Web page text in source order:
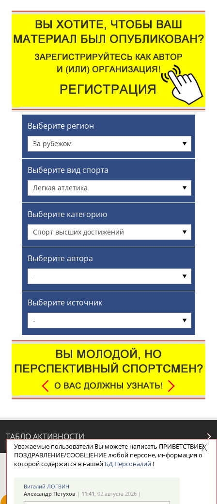
Выберите регион
За рубежом
Выберите вид спорта
Легкая атлетика
Выберите категорию
Спорт высших достижений
Выберите автора
-
Выберите источник
-
ТАБЛО АКТИВНОСТИ
ЦЕЛИ ПРОЕКТА НАШИ КНОПКИ
Уважаемые пользователи Вы можете написать ПРИВЕТСТВИЕ/
ПОЗДРАВЛЕНИЕ/СООБЩЕНИЕ любой персоне, информация о
которой содержится в нашей БД Персоналий!
Виталий ЛОГВИН
Александр Петухов| 11:41, 02 августа 2026 |